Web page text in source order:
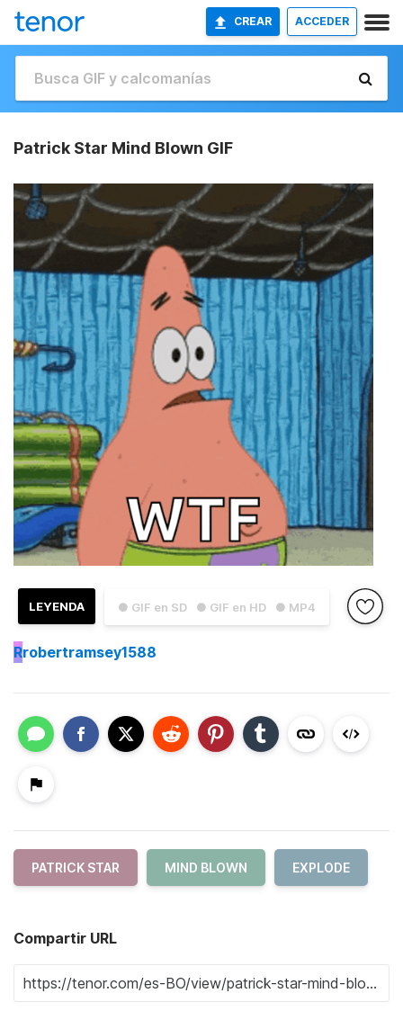
CREAR ACCEDER
Patrick Star Mind Blown GIF
● GIF en SD ● GIF en HD ● MP4
LEYENDA
Rrobertramsey1588
PATRICK STAR MIND BLOWN EXPLODE
Compartir URL